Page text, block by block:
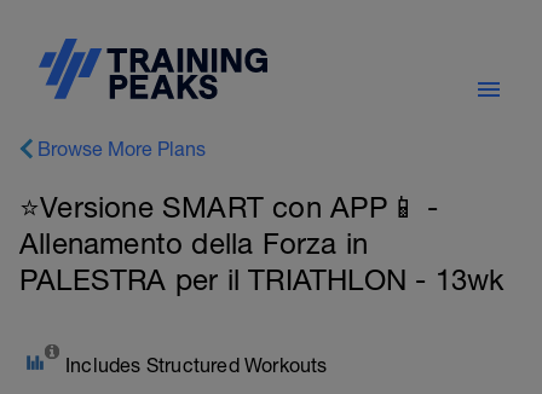
Browse More Plans
⭐️Versione SMART con APP📱 -
Allenamento della Forza in
PALESTRA per il TRIATHLON - 13wk
Includes Structured Workouts